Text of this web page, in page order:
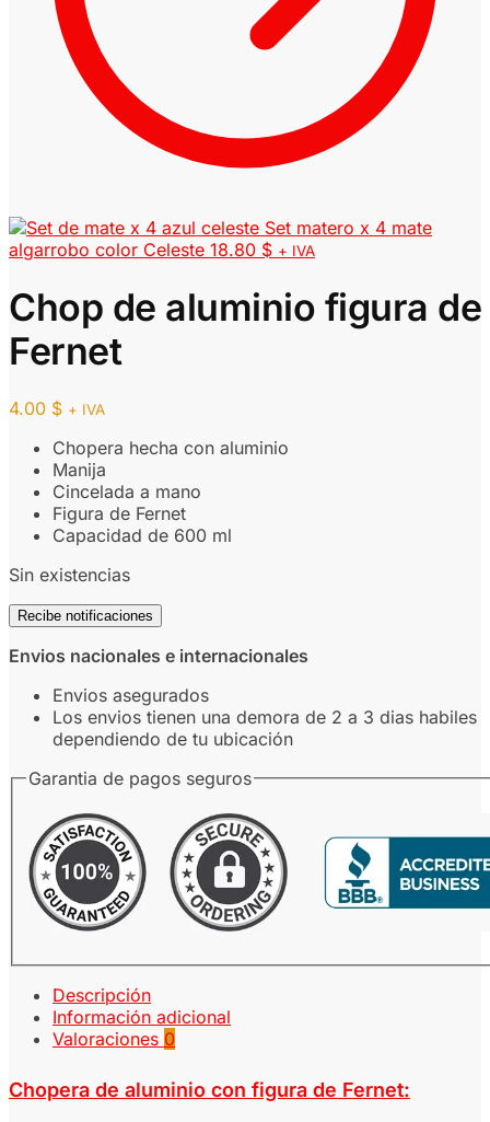
Set matero x 4 mate
algarrobo color Celeste 18.80 $ + IVA
Chop de aluminio figura de
Fernet
4.00 $ + IVA
Chopera hecha con aluminio
Manija
Cincelada a mano
Figura de Fernet
Capacidad de 600 ml
Sin existencias
Recibe notificaciones
Envios nacionales e internacionales
Envios asegurados
Los envios tienen una demora de 2 a 3 dias habiles
dependiendo de tu ubicación
Garantia de pagos seguros
Descripción
Información adicional
Valoraciones 0
Chopera de aluminio con figura de Fernet: